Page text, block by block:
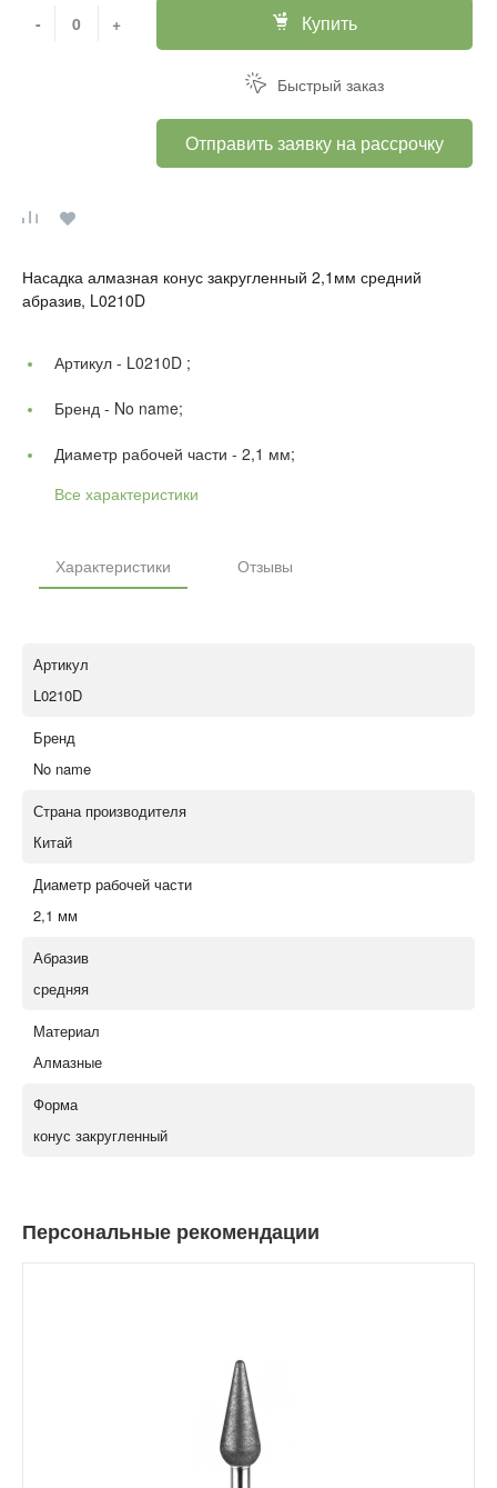
- + Купить
Быстрый заказ
Отправить заявку на рассрочку
Насадка алмазная конус закругленный 2,1мм средний
абразив, L0210D
Артикул - L0210D ;
Бренд - No name;
Диаметр рабочей части - 2,1 мм;
Все характеристики
Характеристики Отзывы
Артикул
L0210D
Бренд
No name
Страна производителя
Китай
Диаметр рабочей части
2,1 мм
Абразив
средняя
Материал
Алмазные
Форма
конус закругленный
Персональные рекомендации